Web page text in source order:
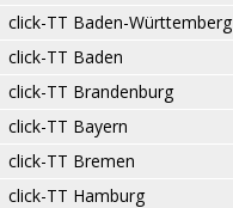
click-TT Baden-Württemberg
click-TT Baden
click-TT Brandenburg
click-TT Bayern
click-TT Bremen
click-TT Hamburg